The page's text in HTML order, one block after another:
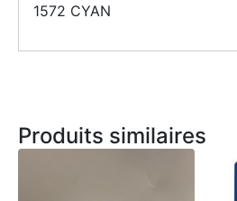
1572 CYAN
Produits similaires